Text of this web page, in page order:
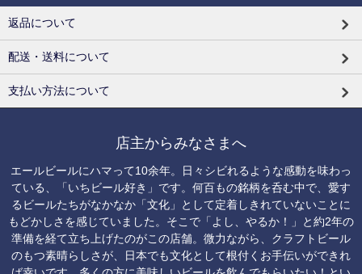
返品について
配送・送料について
支払い方法について
店主からみなさまへ
エールビールにハマって10余年。日々シビれるような感動を味わっ
ている、「いちビール好き」です。何百もの銘柄を呑む中で、愛す
るビールたちがなかなか「文化」として定着しきれていないことに
もどかしさを感じていました。そこで「よし、やるか！」と約2年の
準備を経て立ち上げたのがこの店舗。微力ながら、クラフトビール
のもつ素晴らしさが、日本でも文化として根付くお手伝いができれ